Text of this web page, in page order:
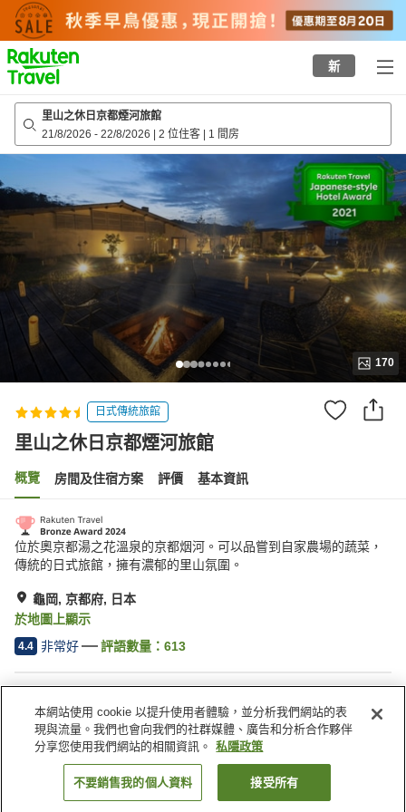
to
top
page
新
里山之休日京都煙河旅館
21/8/2026 - 22/8/2026 | 2 位住客 | 1 間房
170
日式傳統旅館
里山之休日京都煙河旅館
概覽 房間及住宿方案 評價 基本資訊
位於奧京都湯之花溫泉的京都烟河。可以品嘗到自家農場的蔬菜，
傳統的日式旅館，擁有濃郁的里山氛圍。
龜岡, 京都府, 日本
於地圖上顯示
4.4 非常好 評語數量： 613
停車場
餐廳
咖啡廳
自動販賣機
日本 京都府 龜岡 里山之休日京都煙河旅館
找客房
本網站使用 cookie 以提升使用者體驗，並分析我們網站的表
現與流量。我們也會向我們的社群媒體、廣告和分析合作夥伴
分享您使用我們網站的相關資訊。
私隱政策
不要銷售我的個人資料 接受所有